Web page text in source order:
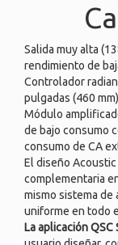
Salida muy alta
rendimiento de
Controlador
pulgadas (460
Módulo
de bajo consumo
consumo de CA
El diseño Acoustic
complementaria
mismo sistema de
uniforme en todo
La aplicación QSC